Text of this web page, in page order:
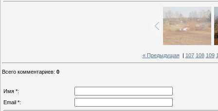
« Предыдущая| 107 108 109
Всего комментариев: 0
Имя *:
Email *: